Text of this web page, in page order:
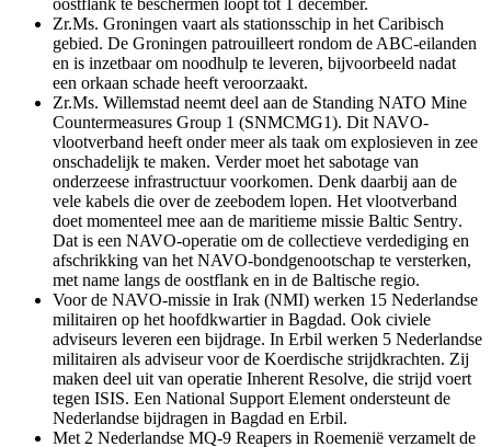
oostflank te beschermen loopt tot 1 december.
Zr.Ms. Groningen vaart als stationsschip in het Caribisch
gebied. De Groningen patrouilleert rondom de ABC-eilanden
en is inzetbaar om noodhulp te leveren, bijvoorbeeld nadat
een orkaan schade heeft veroorzaakt.
Zr.Ms. Willemstad neemt deel aan de Standing NATO Mine
Countermeasures Group 1 (SNMCMG1). Dit NAVO-
vlootverband heeft onder meer als taak om explosieven in zee
onschadelijk te maken. Verder moet het sabotage van
onderzeese infrastructuur voorkomen. Denk daarbij aan de
vele kabels die over de zeebodem lopen. Het vlootverband
doet momenteel mee aan de maritieme missie Baltic Sentry.
Dat is een NAVO-operatie om de collectieve verdediging en
afschrikking van het NAVO-bondgenootschap te versterken,
met name langs de oostflank en in de Baltische regio.
Voor de NAVO-missie in Irak (NMI) werken 15 Nederlandse
militairen op het hoofdkwartier in Bagdad. Ook civiele
adviseurs leveren een bijdrage. In Erbil werken 5 Nederlandse
militairen als adviseur voor de Koerdische strijdkrachten. Zij
maken deel uit van operatie Inherent Resolve, die strijd voert
tegen ISIS. Een National Support Element ondersteunt de
Nederlandse bijdragen in Bagdad en Erbil.
Met 2 Nederlandse MQ-9 Reapers in Roemenië verzamelt de